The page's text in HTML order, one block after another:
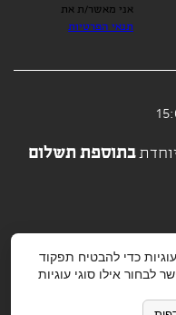
אני מאשר/ת את
תנאי הפרטיות
בתוספת תשלום
כדי להבטיח תפקוד
אילו סוגי עוגיות